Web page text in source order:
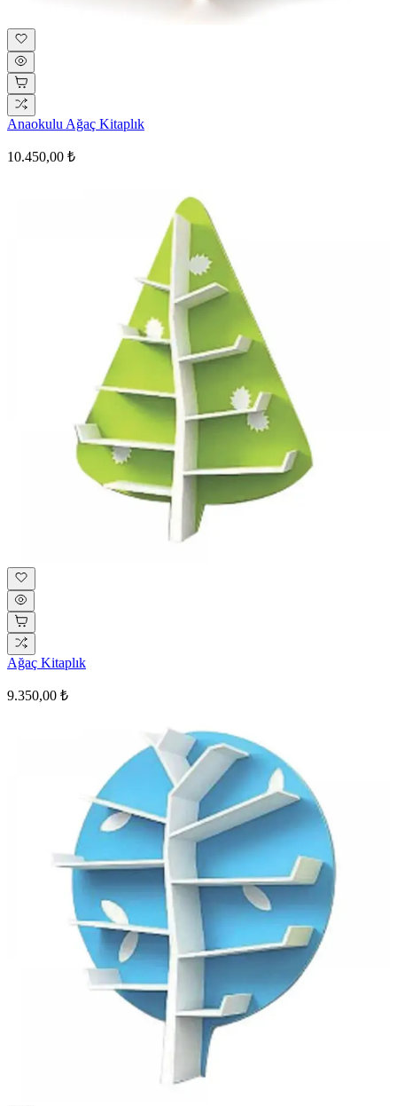
Anaokulu Ağaç Kitaplık
10.450,00 ₺
Ağaç Kitaplık
9.350,00 ₺